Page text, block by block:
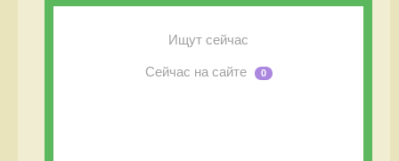
Ищут сейчас
Сейчас на сайте 0